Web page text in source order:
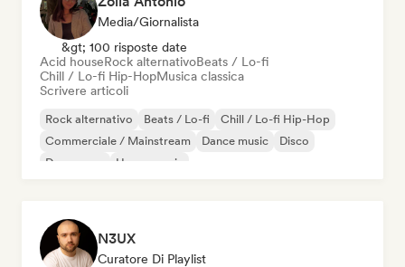
Media/Giornalista
&gt; 100 risposte date
Acid houseRock alternativoBeats / Lo-fi
Chill / Lo-fi Hip-HopMusica classica
Scrivere articoli
Rock alternativo Beats / Lo-fi
Chill / Lo-fi Hip-Hop
Commerciale / Mainstream
Dance music
Disco
Dream pop
House music
N3UX
Curatore Di Playlist